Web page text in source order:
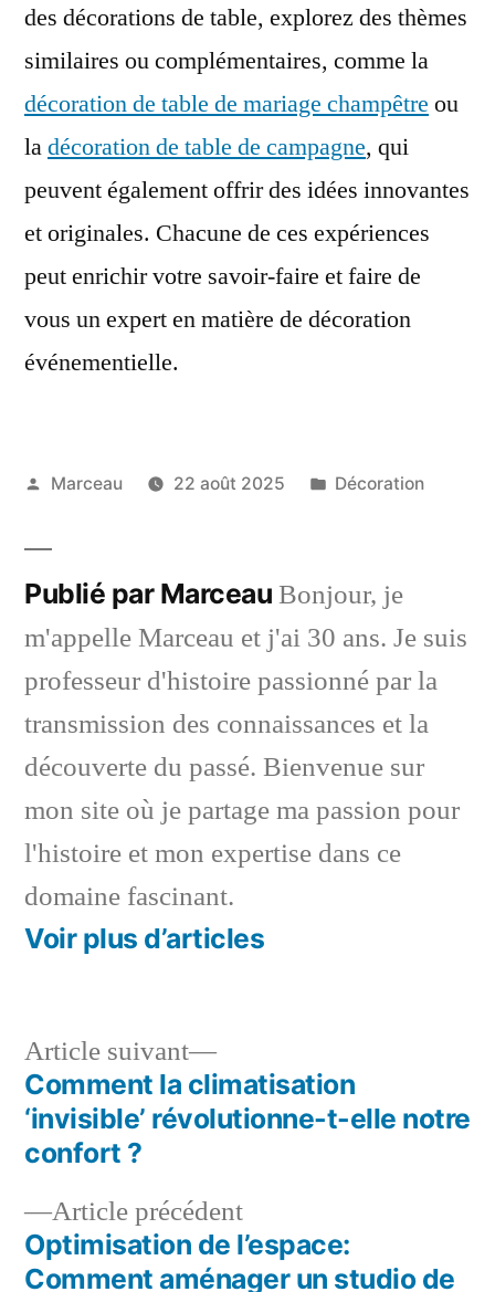
des décorations de table, explorez des thèmes
similaires ou complémentaires, comme la
décoration de table de mariage champêtre ou
ladécoration de table de campagne, qui
peuvent également offrir des idées innovantes
et originales. Chacune de ces expériences
peut enrichir votre savoir-faire et faire de
vous un expert en matière de décoration
événementielle.
Publié
Marceau 22 août 2025
Publié
Décoration
Publié par Marceau Bonjour, je
m'appelle Marceau et j'ai 30 ans. Je suis
professeur d'histoire passionné par la
transmission des connaissances et la
découverte du passé. Bienvenue sur
mon site où je partage ma passion pour
l'histoire et mon expertise dans ce
domaine fascinant.
Voir plus d’articles
Navigation
de
l’article
Article précédentArticle
précédent :
Optimisation de l’espace:
Comment aménager un studio de
Article suivant
Article
suivant :
Comment la climatisation
‘invisible’ révolutionne-t-elle notre
confort ?